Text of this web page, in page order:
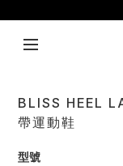
BLISS HEEL
帶運動鞋
型號